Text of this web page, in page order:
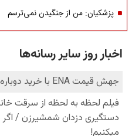
پزشکیان: من از جنگیدن نمی‌ترسم